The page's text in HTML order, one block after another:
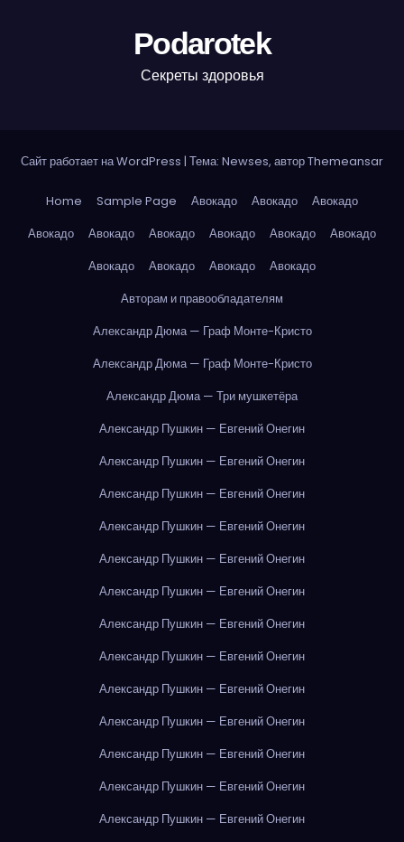
Podarotek
Секреты здоровья
Сайт работает на WordPress | Тема: Newses, авторThemeansar
Home Sample Page Авокадо Авокадо
Авокадо
Авокадо
Авокадо Авокадо Авокадо Авокадо
Авокадо
Авокадо
Авокадо Авокадо
Авокадо
Авторам и правообладателям
Александр Дюма — Граф Монте-Кристо
Александр Дюма — Граф Монте-Кристо
Александр Дюма — Три мушкетёра
Александр Пушкин — Евгений Онегин
Александр Пушкин — Евгений Онегин
Александр Пушкин — Евгений Онегин
Александр Пушкин — Евгений Онегин
Александр Пушкин — Евгений Онегин
Александр Пушкин — Евгений Онегин
Александр Пушкин — Евгений Онегин
Александр Пушкин — Евгений Онегин
Александр Пушкин — Евгений Онегин
Александр Пушкин — Евгений Онегин
Александр Пушкин — Евгений Онегин
Александр Пушкин — Евгений Онегин
Александр Пушкин — Евгений Онегин